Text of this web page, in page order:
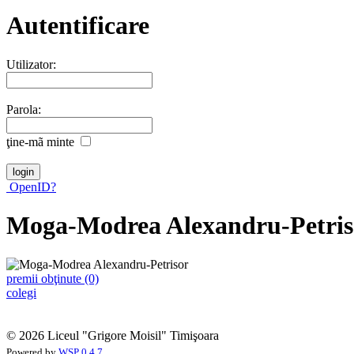
Autentificare
Utilizator:
Parola:
ţine-mã minte
OpenID?
Moga-Modrea Alexandru-
premii obţinute (0)
colegi
© 2026 Liceul "Grigore Moisil" Timişoara